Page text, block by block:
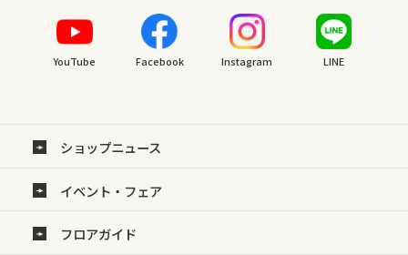
YouTube Facebook Instagram LINE
ショップニュース
イベント・フェア
フロアガイド